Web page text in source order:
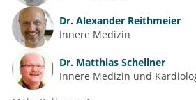
Dr. Alexander Reithmeier
Innere Medizin
Dr. Matthias Schellner
Innere Medizin und